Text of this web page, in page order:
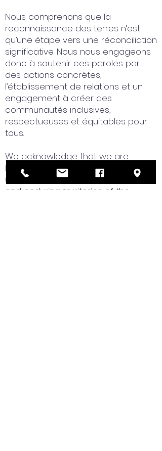
Nous comprenons que la
reconnaissance des terres n’est
qu’une étape vers une réconciliation
significative. Nous nous engageons
donc à soutenir ces paroles par
des actions concrètes,
l’établissement de relations et un
engagement à créer des
communautés inclusives,
respectueuses et équitables pour
tous.
We acknowledge that we are
located on the unceded,
unsurrendered traditional, ancestral,
and enduring territories of the